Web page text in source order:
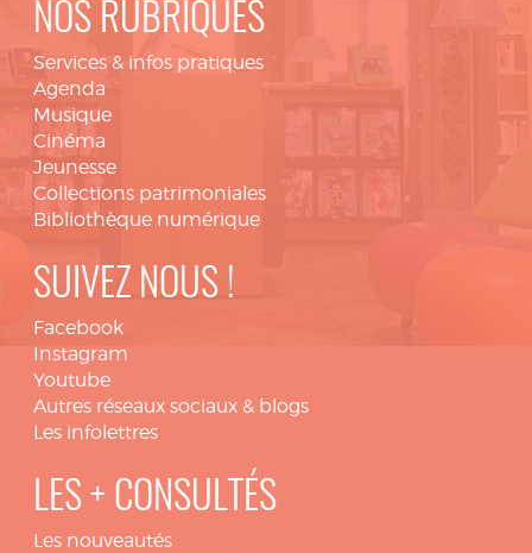
NOS RUBRIQUES
Services & infos pratiques
Agenda
Musique
Cinéma
Jeunesse
Collections patrimoniales
Bibliothèque numérique
SUIVEZ NOUS !
Facebook
Instagram
Youtube
Autres réseaux sociaux & blogs
Les infolettres
LES + CONSULTÉS
Les nouveautés